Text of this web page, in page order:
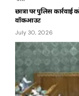
छात्रों पर पुलिस
वॉकआउट
July 30, 2026